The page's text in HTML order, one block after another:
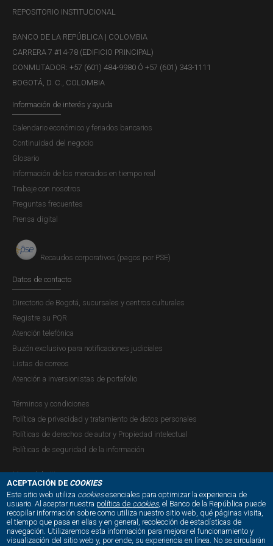
ACEPTACIÓN DE COOKIES
Este sitio web utiliza cookiesesenciales para optimizar la experiencia de
usuario. Al aceptar nuestra política de cookies, el Banco de la República puede
recopilar información sobre como utiliza nuestro sitio web, qué páginas visita,
el tiempo que pasa en ellas y en general, recolección de estadísticas de
navegación. Utilizaremos esta información para mejorar el funcionamiento y
visualización del sitio web y, por ende, su experiencia en línea. No se circularán
REPOSITORIO INSTITUCIONAL
BANCO DE LA REPÚBLICA | COLOMBIA
CARRERA 7 #14-78 (EDIFICIO PRINCIPAL)
CONMUTADOR: +57 (601) 484-9980 Ó +57 (601) 343-1111
BOGOTÁ, D. C., COLOMBIA
Información de interés y ayuda
Calendario económico y feriados bancarios
Continuidad del negocio
Glosario
Información de los mercados en tiempo real
Trabaje con nosotros
Preguntas frecuentes
Prensa digital
Recaudos corporativos (pagos por PSE)
Datos de contacto
Directorio de Bogotá, sucursales y centros culturales
Registre su PQR
Atención telefónica
Buzón exclusivo para notificaciones judiciales
Listas de correos
Atención a inversionistas de portafolio
Términos y condiciones
Política de privacidad y tratamiento de datos personales
Políticas de derechos de autor y Propiedad intelectual
Políticas de seguridad de la información
Mapa del sitio
NUESTRAS REDES SOCIALES: